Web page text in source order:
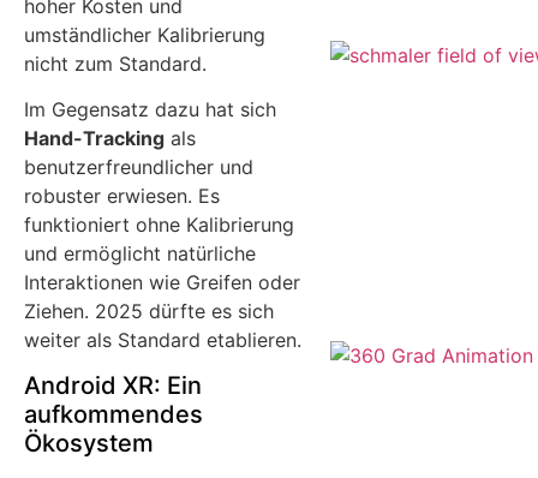
hoher Kosten und
umständlicher Kalibrierung
nicht zum Standard.
Im Gegensatz dazu hat sich
Hand-Tracking als
benutzerfreundlicher und
robuster erwiesen. Es
funktioniert ohne Kalibrierung
und ermöglicht natürliche
Interaktionen wie Greifen oder
Ziehen. 2025 dürfte es sich
weiter als Standard etablieren.
Android XR: Ein
aufkommendes
Ökosystem